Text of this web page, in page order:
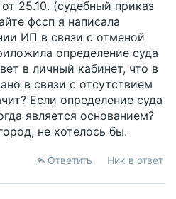
25.10. (судебный приказ
фссп я написала
ИП в связи с отменой
определение суда
в личный кабинет, что в
в связи с отсутствием
Если определение суда
является основанием?
не хотелось бы.
Ответить Ник в ответ